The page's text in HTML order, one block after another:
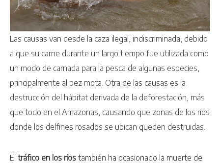
Las causas van desde la caza ilegal, indiscriminada, debido
a que su carne durante un largo tiempo fue utilizada como
un modo de carnada para la pesca de algunas especies,
principalmente al pez mota. Otra de las causas es la
destrucción del hábitat derivada de la deforestación, más
que todo en el Amazonas, causando que zonas de los ríos
donde los delfines rosados se ubican queden destruidas.
El tráfico en los ríostambién ha ocasionado la muerte de